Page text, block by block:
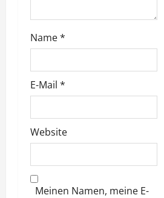
i
o
n
Name*
E-Mail *
Website
Meinen Namen, meine E-